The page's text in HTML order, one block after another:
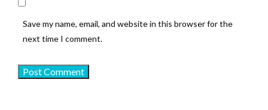
Save my name, email, and website in this browser for the
next time I comment.